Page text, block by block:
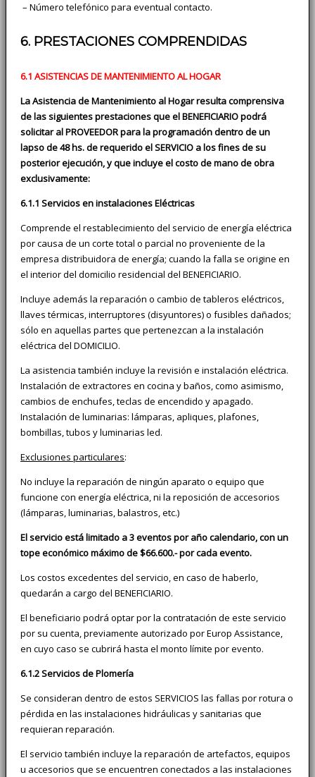
­ – Número telefónico para eventual contacto.
6. PRESTACIONES COMPRENDIDAS
6.1 ASISTENCIAS DE MANTENIMIENTO AL HOGAR
La Asistencia de Mantenimiento al Hogar resulta comprensiva
de las siguientes prestaciones que el BENEFICIARIO podrá
solicitar al PROVEEDOR para la programación dentro de un
lapso de 48 hs. de requerido el SERVICIO a los fines de su
posterior ejecución, y que incluye el costo de mano de obra
exclusivamente:
6.1.1 Servicios en instalaciones Eléctricas
Comprende el restablecimiento del servicio de energía eléctrica
por causa de un corte total o parcial no proveniente de la
empresa distribuidora de energía; cuando la falla se origine en
el interior del domicilio residencial del BENEFICIARIO.
Incluye además la reparación o cambio de tableros eléctricos,
llaves térmicas, interruptores (disyuntores) o fusibles dañados;
sólo en aquellas partes que pertenezcan a la instalación
eléctrica del DOMICILIO.
La asistencia también incluye la revisión e instalación eléctrica.
Instalación de extractores en cocina y baños, como asimismo,
cambios de enchufes, teclas de encendido y apagado.
Instalación de luminarias: lámparas, apliques, plafones,
bombillas, tubos y luminarias led.
Exclusiones particulares:
No incluye la reparación de ningún aparato o equipo que
funcione con energía eléctrica, ni la reposición de accesorios
(lámparas, luminarias, balastros, etc.)
El servicio está limitado a 3 eventos por año calendario, con un
tope económico máximo de $66.600.- por cada evento.
Los costos excedentes del servicio, en caso de haberlo,
quedarán a cargo del BENEFICIARIO.
El beneficiario podrá optar por la contratación de este servicio
por su cuenta, previamente autorizado por Europ Assistance,
en cuyo caso se cubrirá hasta el monto límite por evento.
6.1.2 Servicios de Plomería
Se consideran dentro de estos SERVICIOS las fallas por rotura o
pérdida en las instalaciones hidráulicas y sanitarias que
requieran reparación.
El servicio también incluye la reparación de artefactos, equipos
u accesorios que se encuentren conectados a las instalaciones